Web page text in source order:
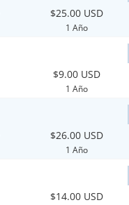
$25.00 USD
1 Año
$9.00 USD
1 Año
$26.00 USD
1 Año
$14.00 USD